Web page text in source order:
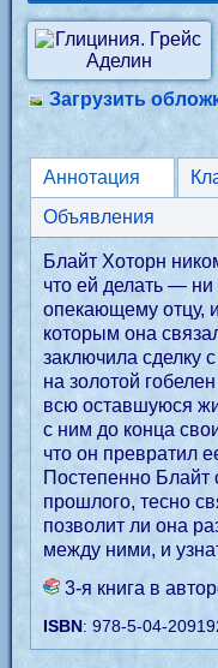
Загрузить
Аннотация
Объявления
Блайт Хоторн
что ей делать —
опекающему отцу,
которым она
заключила сделку
на золотой
всю оставшуюся
с ним до конца
что он превратил
Постепенно Блайт
прошлого, тесно
позволит ли она
между ними, и
3-я книга в
ISBN: 978-5-04-